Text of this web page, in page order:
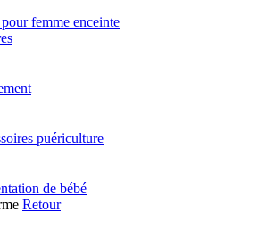
femme enceinte
puériculture
de bébé
Retour